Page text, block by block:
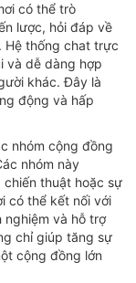
có thể trò
lược, hỏi đáp về
Hệ thống chat trực
và dễ dàng hợp
khác. Đây là
động và hấp
nhóm cộng đồng
nhóm này
thuật hoặc sự
có thể kết nối với
nghiệm và hỗ trợ
chỉ giúp tăng sự
cộng đồng lớn